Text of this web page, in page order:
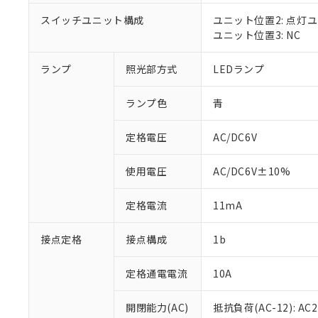
スイッチユニット構成
ユニット位置2: 点灯
ユニット位置3: NC
ランプ 照光部方式 LEDランプ
ランプ色 青
定格電圧 AC/DC6V
使用電圧 AC/DC6V±10%
定格電流 11mA
接点定格 接点構成 1b
定格通電電流 10A
開閉能力(AC)
抵抗負荷(AC-12):
ご利用条件
本サービス
くものです。
当社制御機
在庫状況お
当社販売員
在庫状況お
ている必要
対応済み：EU
対応予定：EU
対応予定なし：
非該当品：ライセ
仕入先様の事情に
*EU RoHS指令（10物質
鉛(Pb) 1000ppm以下、
六価クロム(Cr(Ⅵ))
フタル酸ビス(2-エチル
ル（DBP） 1000ppm
但し、RoHS指令で産業
フタル酸エステル類の
※2 対応予定月
部品在庫の切り替
※1 中国
「×」：最大均質
「－」：未確認で
Pb(鉛) :1000ppm、 Hg(
DEHP(フタル酸ビス(2-
「ｅ」：有害物質
「10」：通常の使
味します。
当社は、こ
う）を輸出
などの必要
当社は規制
たしません。
記
号
○ 一定数
△ 一定数
－
在庫な
空
受注生